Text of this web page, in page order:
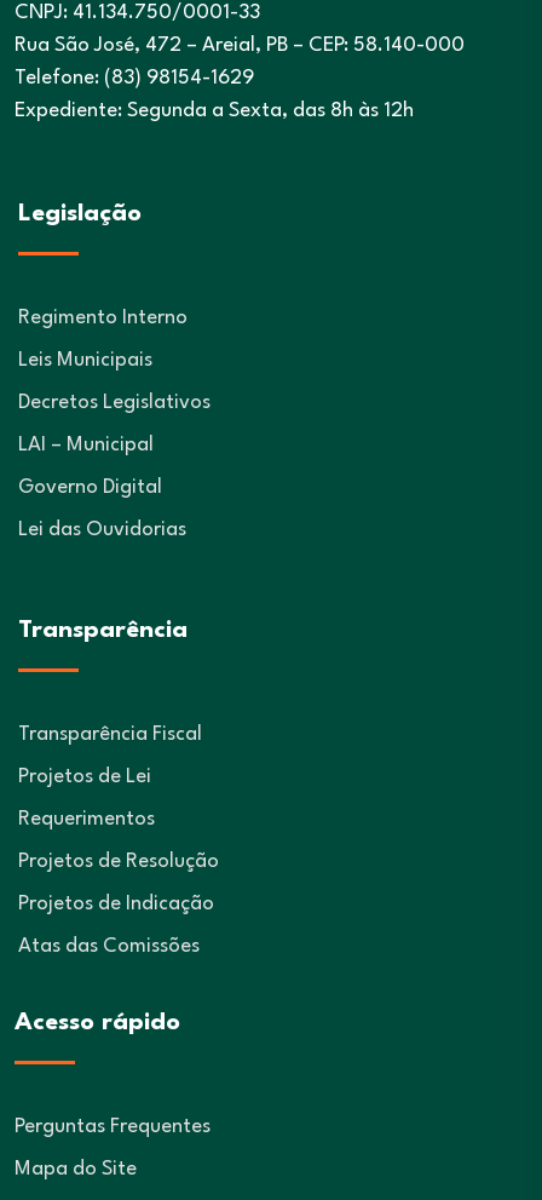
CNPJ: 41.134.750/0001-33
Rua São José, 472 – Areial, PB – CEP: 58.140-000
Telefone: (83) 98154-1629
Expediente: Segunda a Sexta, das 8h às 12h
Legislação
Regimento Interno
Leis Municipais
Decretos Legislativos
LAI – Municipal
Governo Digital
Lei das Ouvidorias
Transparência
Transparência Fiscal
Projetos de Lei
Requerimentos
Projetos de Resolução
Projetos de Indicação
Atas das Comissões
Acesso rápido
Perguntas Frequentes
Mapa do Site